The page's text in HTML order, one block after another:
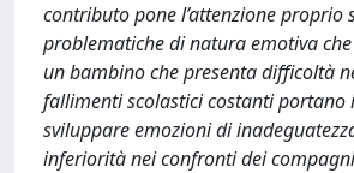
contributo pone l’attenzione proprio
problematiche di natura emotiva
un bambino che presenta difficoltà
fallimenti scolastici costanti portano
sviluppare emozioni di
inferiorità nei confronti dei